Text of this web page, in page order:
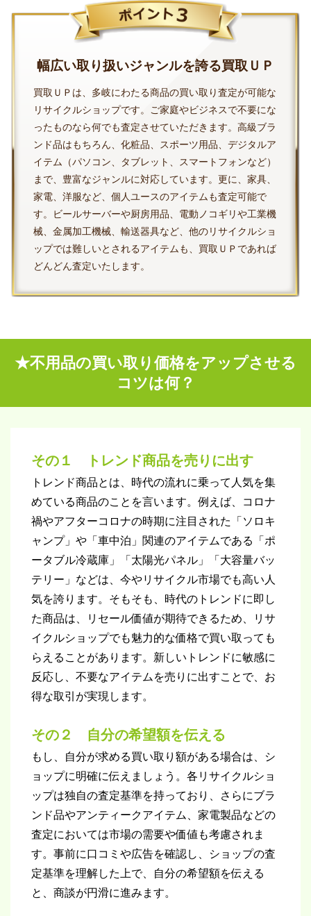
幅広い取り扱いジャンルを誇る買取ＵＰ
買取ＵＰは、多岐にわたる商品の買い取り査定が可能な
リサイクルショップです。ご家庭やビジネスで不要にな
ったものなら何でも査定させていただきます。高級ブラ
ンド品はもちろん、化粧品、スポーツ用品、デジタルア
イテム（パソコン、タブレット、スマートフォンなど）
まで、豊富なジャンルに対応しています。更に、家具、
家電、洋服など、個人ユースのアイテムも査定可能で
す。ビールサーバーや厨房用品、電動ノコギリや工業機
械、金属加工機械、輸送器具など、他のリサイクルショ
ップでは難しいとされるアイテムも、買取ＵＰであれば
どんどん査定いたします。
★不用品の買い取り価格をアップさせる
コツは何？
その１ トレンド商品を売りに出す
トレンド商品とは、時代の流れに乗って人気を集
めている商品のことを言います。例えば、コロナ
禍やアフターコロナの時期に注目された「ソロキ
ャンプ」や「車中泊」関連のアイテムである「ポ
ータブル冷蔵庫」「太陽光パネル」「大容量バッ
テリー」などは、今やリサイクル市場でも高い人
気を誇ります。そもそも、時代のトレンドに即し
た商品は、リセール価値が期待できるため、リサ
イクルショップでも魅力的な価格で買い取っても
らえることがあります。新しいトレンドに敏感に
反応し、不要なアイテムを売りに出すことで、お
得な取引が実現します。
その２ 自分の希望額を伝える
もし、自分が求める買い取り額がある場合は、シ
ョップに明確に伝えましょう。各リサイクルショ
ップは独自の査定基準を持っており、さらにブラ
ンド品やアンティークアイテム、家電製品などの
査定においては市場の需要や価値も考慮されま
す。事前に口コミや広告を確認し、ショップの査
定基準を理解した上で、自分の希望額を伝える
と、商談が円滑に進みます。